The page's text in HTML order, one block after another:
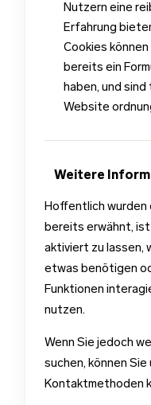
Nutzern eine
Erfahrung
Cookies
bereits ein
haben, und
Website
Weitere
Hoffentlich wurden
bereits erwähnt, ist
aktiviert zu lassen,
etwas benötigen
Funktionen
nutzen.
Wenn Sie jedoch
suchen, können
Kontaktmethoden